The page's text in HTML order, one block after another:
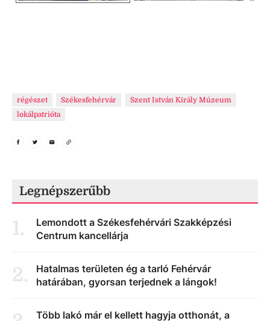
régészet Székesfehérvár
Szent István Király Múzeum
lokálpatrióta
Legnépszerűbb
1.
Lemondott a Székesfehérvári Szakképzési
Centrum kancellárja
2.
Hatalmas területen ég a tarló Fehérvár
határában, gyorsan terjednek a lángok!
Több lakó már el kellett hagyja otthonát, a